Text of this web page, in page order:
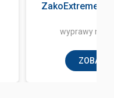
ZakoExtreme
wyprawy na
ZOBACZ